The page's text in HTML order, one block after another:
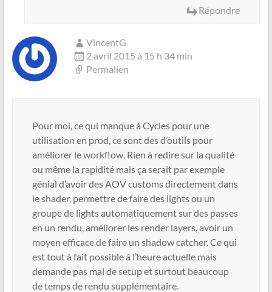
Répondre
VincentG
2 avril 2015 à 15 h 34 min
Permalien
Pour moi, ce qui manque à Cycles pour une
utilisation en prod, ce sont des d’outils pour
améliorer le workflow. Rien à redire sur la qualité
ou même la rapidité mais ça serait par exemple
génial d’avoir des AOV customs directement dans
le shader, permettre de faire des lights ou un
groupe de lights automatiquement sur des passes
en un rendu, améliorer les render layers, avoir un
moyen efficace de faire un shadow catcher. Ce qui
est tout à fait possible à l’heure actuelle mais
demande pas mal de setup et surtout beaucoup
de temps de rendu supplémentaire.